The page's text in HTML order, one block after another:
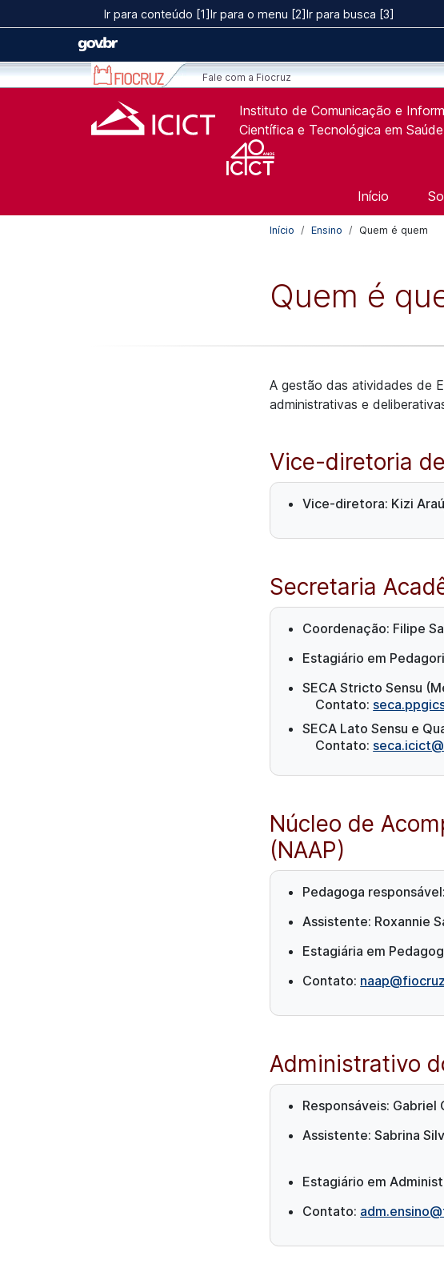
Ir para o conteúdo [1]
Ir para o menu [2]
Ir para a Busca [3]
Fale com a Fiocruz
Ir para conteúdo [1]Ir para o menu [2]Ir para busca [3]
Instituto de Comunicação e
Científica e Tecnológica em Saúde
Início
Início Ensino Quem é quem
Quem é
A gestão das atividades de
administrativas e
Vice-diretoria
Vice-diretora: Kizi
Secretaria
Coordenação: Filipe
Estagiário em
SECA Stricto Sensu
Contato:
SECA Lato Sensu e
Contato:
Núcleo de
(NAAP)
Pedagoga
Assistente: Roxannie
Estagiária em
Contato:
Administrativo
Responsáveis: Gabriel
Assistente: Sabrina
Estagiário em
Contato: